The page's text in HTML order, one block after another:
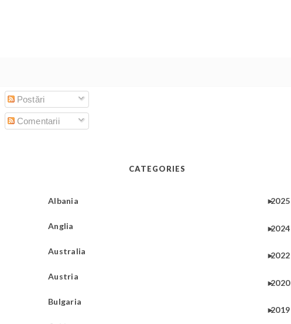
Postări
Comentarii
CATEGORIES
Albania
Anglia
Australia
Austria
Bulgaria
►
2025
►
2024
►
2022
►
2020
►
2019